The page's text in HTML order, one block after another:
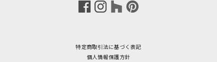
特定商取引法に基づく表記
個人情報保護方針